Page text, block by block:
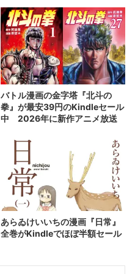
バトル漫画の金字塔『北斗の
拳』が最安39円のKindleセール
中 2026年に新作アニメ放送
あらゐけいいちの漫画『日常』
全巻がKindleでほぼ半額セール